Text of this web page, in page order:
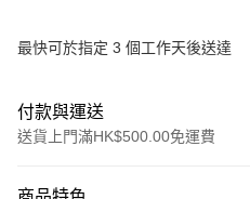
最快可於指定 3 個工作天後送達
付款與運送
送貨上門滿HK$500.00免運費